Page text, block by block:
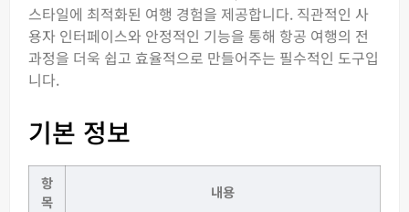
스타일에 최적화된 여행 경험을 제공합니다. 직관적인 사
용자 인터페이스와 안정적인 기능을 통해 항공 여행의 전
과정을 더욱 쉽고 효율적으로 만들어주는 필수적인 도구입
니다.
기본 정보
항
목
내용